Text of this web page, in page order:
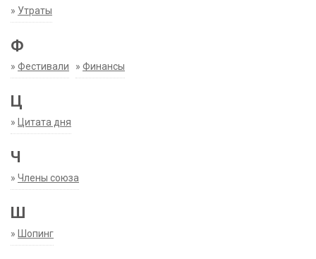
» Утраты
Ф
» Фестивали » Финансы
Ц
» Цитата дня
Ч
» Члены союза
Ш
» Шопинг